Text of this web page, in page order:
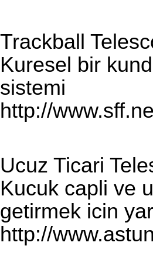
Trackball
Kuresel bir
sistemi
http://
Ucuz Ticari
Kucuk capli ve
getirmek icin
http://